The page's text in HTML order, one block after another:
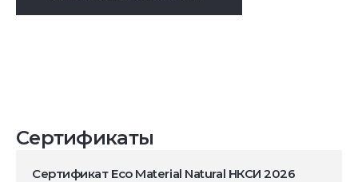
Сертификаты
Сертификат Eco Material Natural НКСИ 2026